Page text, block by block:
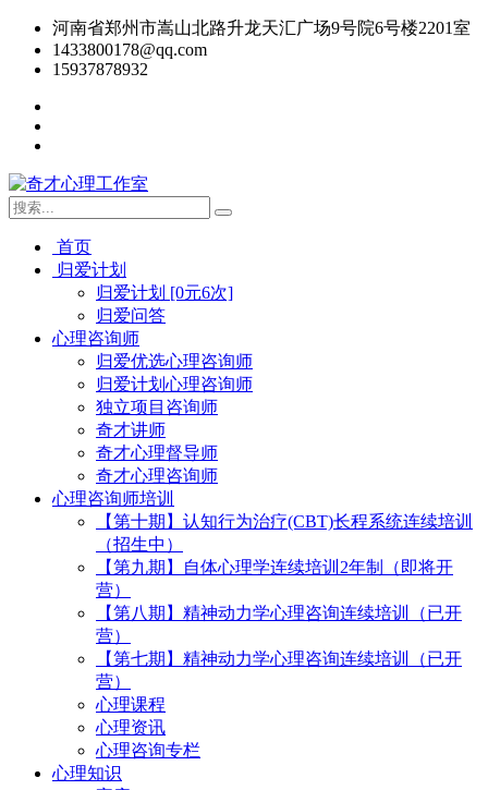
河南省郑州市嵩山北路升龙天汇广场9号院6号楼2201室
1433800178@qq.com
15937878932
首页
归爱计划
归爱计划 [0元6次]
归爱问答
心理咨询师
归爱优选心理咨询师
归爱计划心理咨询师
独立项目咨询师
奇才讲师
奇才心理督导师
奇才心理咨询师
心理咨询师培训
【第十期】认知行为治疗(CBT)长程系统连续培训
（招生中）
【第九期】自体心理学连续培训2年制（即将开
营）
【第八期】精神动力学心理咨询连续培训（已开
营）
【第七期】精神动力学心理咨询连续培训（已开
营）
心理课程
心理资讯
心理咨询专栏
心理知识